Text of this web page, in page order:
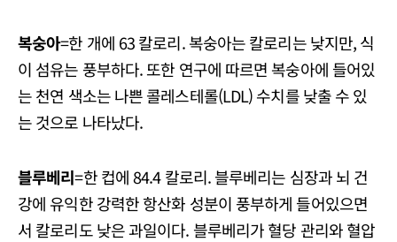
복숭아=한 개에 63 칼로리. 복숭아는 칼로리는 낮지만, 식
이 섬유는 풍부하다. 또한 연구에 따르면 복숭아에 들어있
는 천연 색소는 나쁜 콜레스테롤(LDL) 수치를 낮출 수 있
는 것으로 나타났다.
블루베리=한 컵에 84.4 칼로리. 블루베리는 심장과 뇌 건
강에 유익한 강력한 항산화 성분이 풍부하게 들어있으면
서 칼로리도 낮은 과일이다. 블루베리가 혈당 관리와 혈압